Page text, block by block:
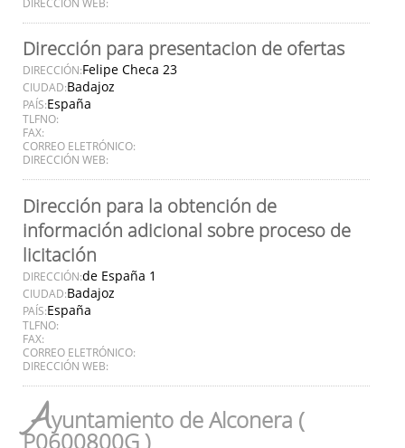
Dirección para presentacion de ofertas
DIRECCIÓN:Felipe Checa 23
CIUDAD:Badajoz
PAÍS:España
TLFNO:
FAX:
CORREO ELETRÓNICO:
DIRECCIÓN WEB:
Dirección para la obtención de
información adicional sobre proceso de
licitación
DIRECCIÓN:de España 1
CIUDAD:Badajoz
PAÍS:España
TLFNO:
FAX:
CORREO ELETRÓNICO:
DIRECCIÓN WEB:
Ayuntamiento de Alconera (
P0600800G )